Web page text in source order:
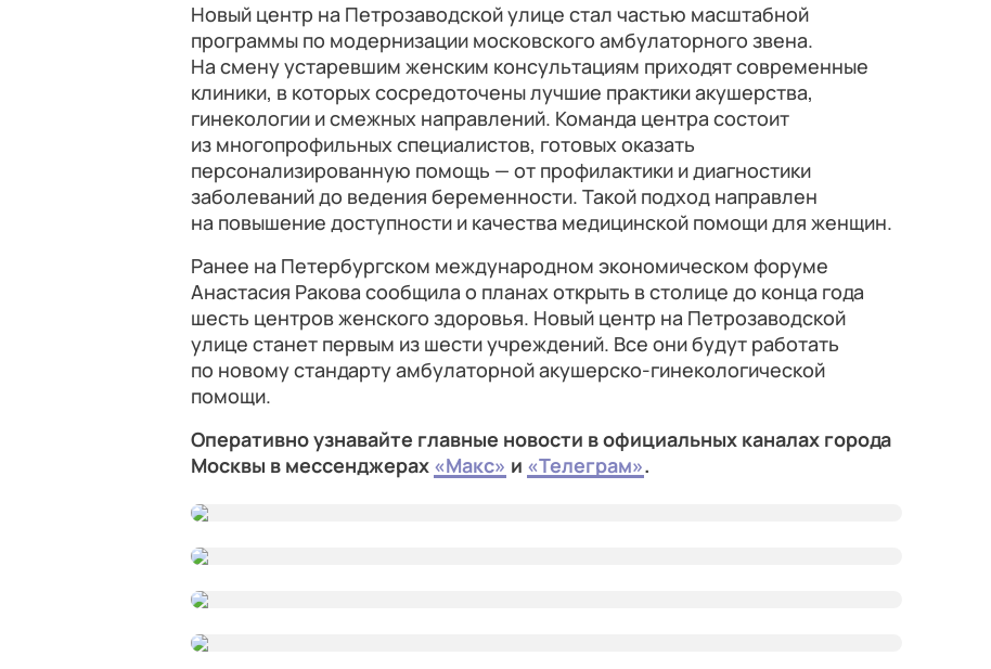
Новый центр на Петрозаводской улице стал частью масштабной
программы по модернизации московского амбулаторного звена.
На смену устаревшим женским консультациям приходят современные
клиники, в которых сосредоточены лучшие практики акушерства,
гинекологии и смежных направлений. Команда центра состоит
из многопрофильных специалистов, готовых оказать
персонализированную помощь — от профилактики и диагностики
заболеваний до ведения беременности. Такой подход направлен
на повышение доступности и качества медицинской помощи для женщин.
Ранее на Петербургском международном экономическом форуме
Анастасия Ракова сообщила о планах открыть в столице до конца года
шесть центров женского здоровья. Новый центр на Петрозаводской
улице станет первым из шести учреждений. Все они будут работать
по новому стандарту амбулаторной акушерско-гинекологической
помощи.
Оперативно узнавайте главные новости в официальных каналах города
Москвы в мессенджерах «Макс» и «Телеграм».